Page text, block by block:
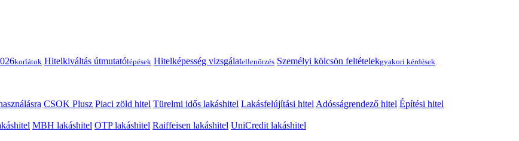
korlátok Hitelkiváltás útmutatólépések Hitelképesség vizsgálatellenőrzés Személyi kölcsön feltételekgyakori kérdések
CSOK Plusz Piaci zöld hitel Türelmi idős lakáshitel Lakásfelújítási hitelAdósságrendező hitel Építési hitel
MBH lakáshitel OTP lakáshitel Raiffeisen lakáshitel UniCredit lakáshitel